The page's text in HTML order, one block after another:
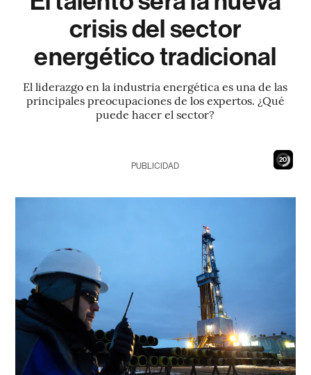
crisis del sector
energético tradicional
El liderazgo en la industria energética es una de las
principales preocupaciones de los expertos. ¿Qué
puede hacer el sector?
18
PUBLICIDAD